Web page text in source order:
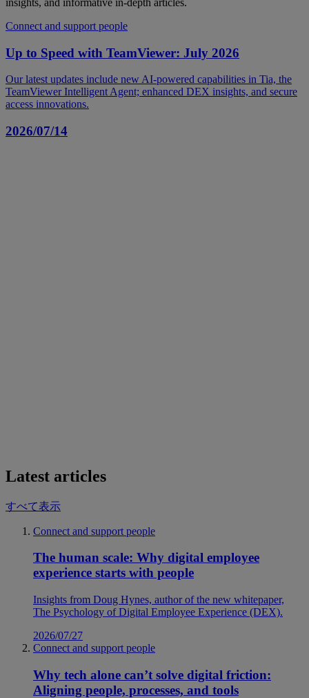
insights, and informative in-depth articles.
Connect and support people
Up to Speed with TeamViewer: July 2026
Our latest updates include new AI-powered capabilities in Tia, the
TeamViewer Intelligent Agent; enhanced DEX insights, and secure
access innovations.
2026/07/14
Latest articles
すべて表示
Connect and support people
The human scale: Why digital employee
experience starts with people
Insights from Doug Hynes, author of the new whitepaper,
The Psychology of Digital Employee Experience (DEX).
2026/07/27
Connect and support people
Why tech alone can’t solve digital friction:
Aligning people, processes, and tools